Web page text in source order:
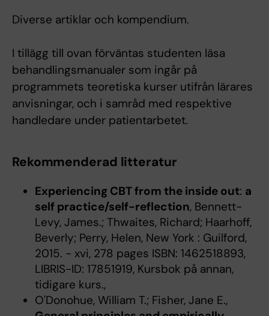
Diverse artiklar och kompendium.
I tillägg till ovan förväntas studenten läsa
behandlingsmanualer som ingår på
programmets teoretiska kurser utifrån lärares
anvisningar, och i samråd med respektive
handledare under patientarbetet.
Rekommenderad litteratur
Experiencing CBT from the inside out: a
self practice/self-reflection, Bennett-
Levy, James.; Thwaites, Richard; Haarhoff,
Beverly; Perry, Helen, New York : Guilford,
2015. - xvi, 278 pages ISBN: 1462518893,
LIBRIS-ID: 17851919, Kursbok på annan,
tidigare kurs.,
O'Donohue, William T.; Fisher, Jane E.,